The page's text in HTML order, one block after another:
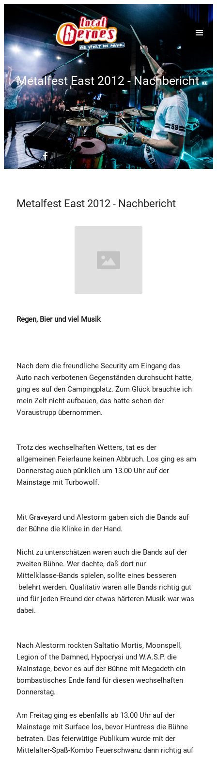
Metalfest East 2012 - Nachbericht
Metalfest East 2012 - Nachbericht
Regen, Bier und viel Musik
Nach dem die freundliche Security am Eingang das
Auto nach verbotenen Gegenständen durchsucht hatte,
ging es auf den Campingplatz. Zum Glück brauchte ich
mein Zelt nicht aufbauen, das hatte schon der
Voraustrupp übernommen.
Trotz des wechselhaften Wetters, tat es der
allgemeinen Feierlaune keinen Abbruch. Los ging es am
Donnerstag auch pünklich um 13.00 Uhr auf der
Mainstage mit Turbowolf.
Mit Graveyard und Alestorm gaben sich die Bands auf
der Bühne die Klinke in der Hand.
Nicht zu unterschätzen waren auch die Bands auf der
zweiten Bühne. Wer dachte, daß dort nur
Mittelklasse-Bands spielen, sollte eines besseren
belehrt werden. Qualitativ waren alle Bands richtig gut
und für jeden Freund der etwas härteren Musik war was
dabei.
Nach Alestorm rockten Saltatio Mortis, Moonspell,
Legion of the Damned, Hypocrysi und W.A.S.P. die
Mainstage, bevor es auf der Bühne mit Megadeth ein
bombastisches Ende fand für diesen wechselhaften
Donnerstag.
Am Freitag ging es ebenfalls ab 13.00 Uhr auf der
Mainstage mit Surface los, bevor Huntress die Bühne
betraten. Das feierwütige Publikum wurde mit der
Mittelalter-Spaß-Kombo Feuerschwanz dann richtig auf